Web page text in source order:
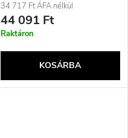
34 717 Ft ÁFA nélkül
44 091 Ft
Raktáron
KOSÁRBA